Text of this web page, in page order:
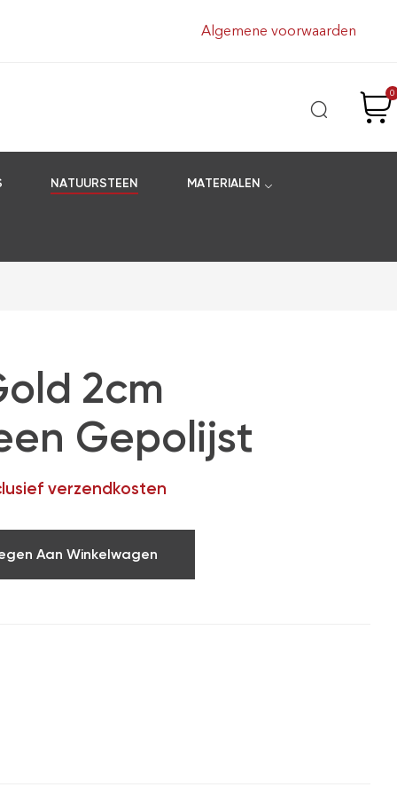
Algemene voorwaarden
0
NATUURSTEEN MATERIALEN
2cm
Gepolijst
verzendkosten
Aan Winkelwagen